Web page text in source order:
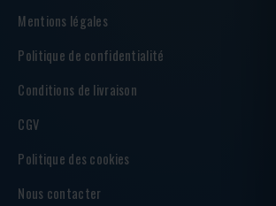
Mentions légales
Politique de confidentialité
Conditions de livraison
CGV
Politique des cookies
Nous contacter